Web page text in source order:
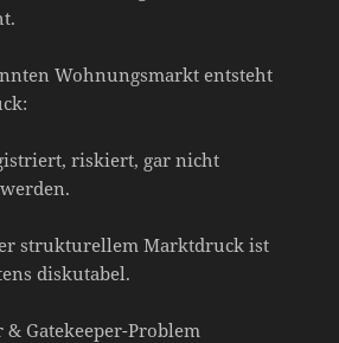
Wohnungsmarkt entsteht
riskiert, gar nicht
strukturellem Marktdruck ist
diskutabel.
Gatekeeper-Problem